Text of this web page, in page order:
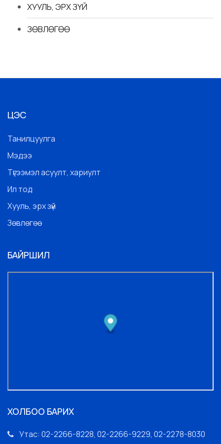
ХУУЛЬ, ЭРХ ЗҮЙ
ЗӨВЛӨГӨӨ
ЦЭС
Танилцуулга
Мэдээ
Түгээмэл асуулт, хариулт
Ил тод
Хууль, эрх зүй
Зөвлөгөө
БАЙРШИЛ
ХОЛБОО БАРИХ
Утас: 02-2266-8228, 02-2266-9229, 02-2278-8030